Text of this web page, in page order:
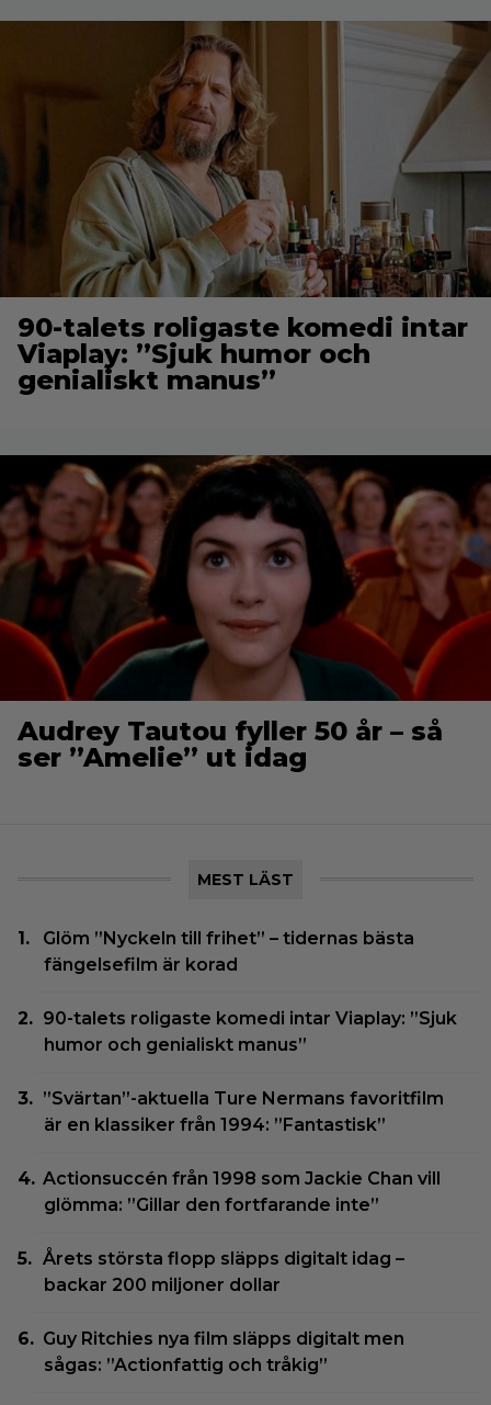
90-talets roligaste komedi intar
Viaplay: ”Sjuk humor och
genialiskt manus”
Audrey Tautou fyller 50 år – så
ser ”Amelie” ut idag
MEST LÄST
Glöm ”Nyckeln till frihet” – tidernas bästa
fängelsefilm är korad
90-talets roligaste komedi intar Viaplay: ”Sjuk
humor och genialiskt manus”
”Svärtan”-aktuella Ture Nermans favoritfilm
är en klassiker från 1994: ”Fantastisk”
Actionsuccén från 1998 som Jackie Chan vill
glömma: ”Gillar den fortfarande inte”
Årets största flopp släpps digitalt idag –
backar 200 miljoner dollar
Guy Ritchies nya film släpps digitalt men
sågas: ”Actionfattig och tråkig”